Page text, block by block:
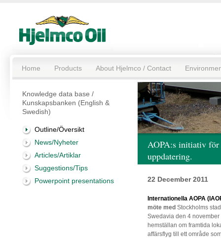
Home Products About Hjelmco / Contact
Knowledge data base /
Kunskapsbanken (English &
Swedish)
Outline/Översikt
News/Nyheter
Articles/Artiklar
Suggestions/Tips
Powerpoint presentations
AOPA:s initiativ för
uppdatering.
22 December 2011
Internationella AOPA
möte med Stockholms
Swedavia den 4
hemställan om framtida
affärsflyg till ett område